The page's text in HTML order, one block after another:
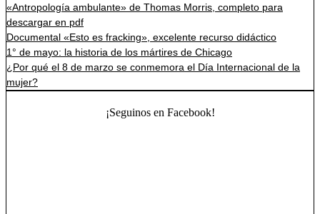
«Antropología ambulante» de Thomas Morris, completo para
descargar en pdf
Documental «Esto es fracking», excelente recurso didáctico
1° de mayo: la historia de los mártires de Chicago
¿Por qué el 8 de marzo se conmemora el Día Internacional de la
mujer?
¡Seguinos en Facebook!